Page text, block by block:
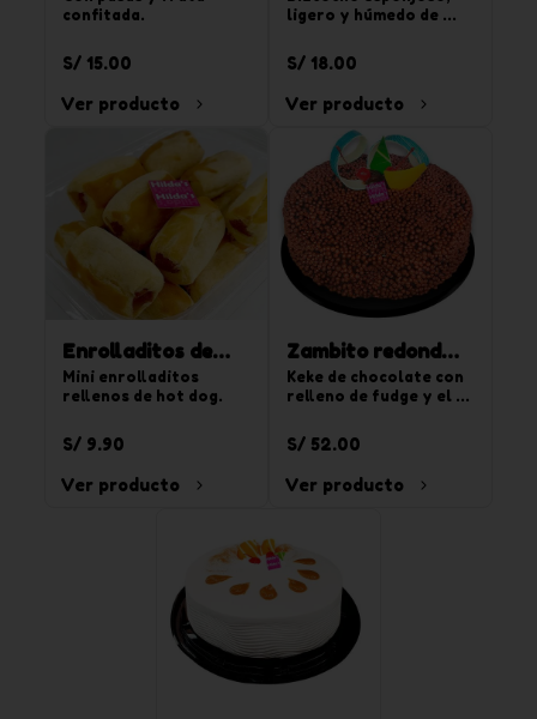
confitada.
S/ 15.00
Ver producto
ligero y húmedo de
tajadas.
S/ 18.00
Ver producto
Enrolladitos de
hot dog 15 und
Mini enrolladitos
rellenos de hot dog.
S/ 9.90
Ver producto
Zambito redondo
chico
Keke de chocolate con
relleno de fudge y el
crema de vainilla y
chispas de
chocoyogurt. Para 20
tajadas.
S/ 52.00
Ver producto